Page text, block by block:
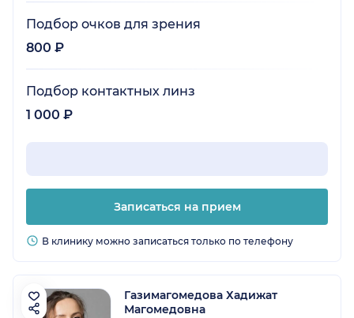
Подбор очков для зрения
800 ₽
Подбор контактных линз
1 000 ₽
Записаться на прием
В клинику можно записаться только по телефону
Газимагомедова Хадижат
Магомедовна